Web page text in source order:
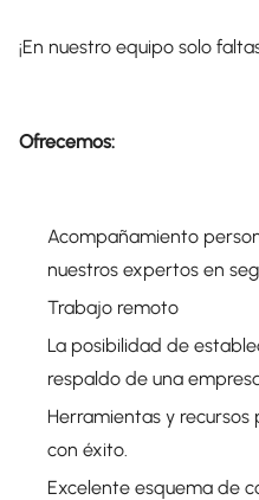
¡En nuestro equipo solo
Ofrecemos:
Acompañamiento
nuestros expertos en
Trabajo remoto
La posibilidad de
respaldo de una
Herramientas y
con éxito.
Excelente esquema de